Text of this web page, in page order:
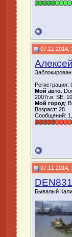
07.11.2014,
Заблокирован
Регистрация:
Мой авто:
2007г.в. SE,
Мой город:
Возраст: 28
Сообщений:
07.11.2014,
Бывалый